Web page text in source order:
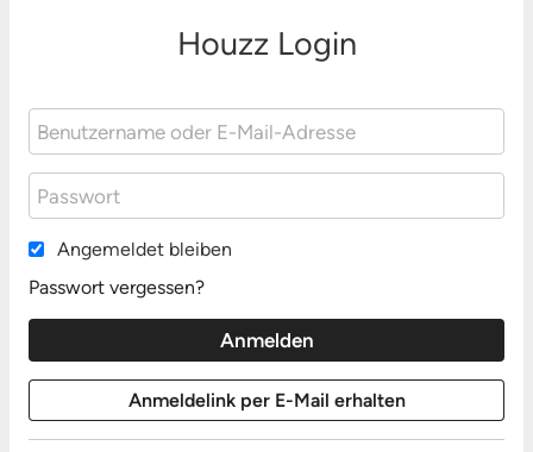
Houzz Login
Angemeldet bleiben
Passwort vergessen?